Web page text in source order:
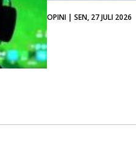
OPINI | SEN, 27 JULI 2026